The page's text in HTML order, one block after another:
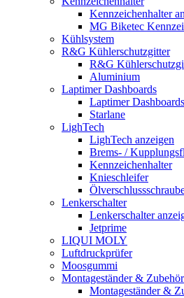
Kennzeichenhalter
MG Biketec
Kühlsystem
R&G Kühlerschutzgitter
R&G
Aluminium
Laptimer Dashboards
Laptimer
Starlane
LighTech
LighTech anzeigen
Brems- /
Kennzeichenhalter
Knieschleifer
Lenkerschalter
Lenkerschalter
Jetprime
LIQUI MOLY
Luftdruckprüfer
Moosgummi
Montageständer & Zubehör
Montageständer &